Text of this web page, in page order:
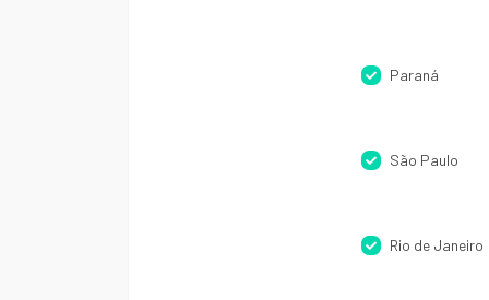
Paraná
São Paulo
Rio de Janeiro